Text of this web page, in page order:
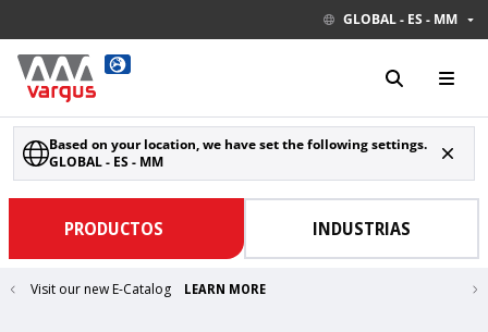
GLOBAL - ES - MM
Based on your location, we have set the following settings.
GLOBAL - ES - MM
PRODUCTOS INDUSTRIAS
Visit our new E-Catalog LEARN MORE